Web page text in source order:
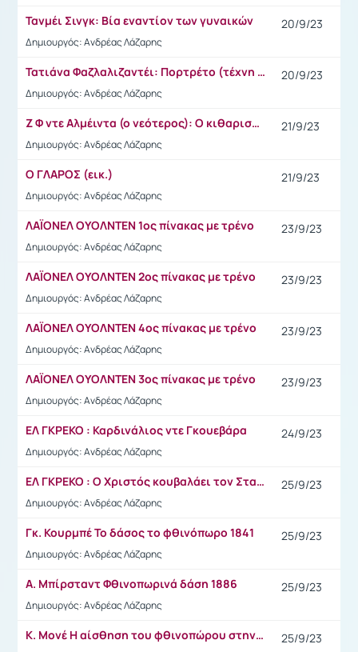
Τανμέι Σινγκ: Βία εναντίον των γυναικών
Δημιουργός: Ανδρέας Λάζαρης
20/9/23
Τατιάνα Φαζλαλιζαντέι: Πορτρέτο (τέχνη του δρόμου)
Δημιουργός: Ανδρέας Λάζαρης
20/9/23
Ζ Φ ντε Αλμέιντα (ο νεότερος): O κιθαριστής
Δημιουργός: Ανδρέας Λάζαρης
21/9/23
O ΓΛΑΡΟΣ (εικ.)
Δημιουργός: Ανδρέας Λάζαρης
21/9/23
ΛΑΪΟΝΕΛ ΟΥΟΛΝΤΕΝ 1ος πίνακας με τρένο
Δημιουργός: Ανδρέας Λάζαρης
23/9/23
ΛΑΪΟΝΕΛ ΟΥΟΛΝΤΕΝ 2ος πίνακας με τρένο
Δημιουργός: Ανδρέας Λάζαρης
23/9/23
ΛΑΪΟΝΕΛ ΟΥΟΛΝΤΕΝ 4ος πίνακας με τρένο
Δημιουργός: Ανδρέας Λάζαρης
23/9/23
ΛΑΪΟΝΕΛ ΟΥΟΛΝΤΕΝ 3ος πίνακας με τρένο
Δημιουργός: Ανδρέας Λάζαρης
23/9/23
EΛ ΓΚΡΕΚΟ : Καρδινάλιος ντε Γκουεβάρα
Δημιουργός: Ανδρέας Λάζαρης
24/9/23
EΛ ΓΚΡΕΚΟ : Ο Χριστός κουβαλάει τον Σταυρό
Δημιουργός: Ανδρέας Λάζαρης
25/9/23
Γκ. Κουρμπέ Το δάσος το φθινόπωρο 1841
Δημιουργός: Ανδρέας Λάζαρης
25/9/23
Α. Μπίρσταντ Φθινοπωρινά δάση 1886
Δημιουργός: Ανδρέας Λάζαρης
25/9/23
Κ. Μονέ Η αίσθηση του φθινοπώρου στην Αρζεντέιγ 1873 25/9/23